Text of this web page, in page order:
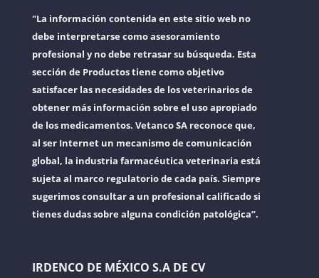
"La información contenida en este sitio web no
debe interpretarse como asesoramiento
profesional y no debe retrasar su búsqueda. Esta
sección de Productos tiene como objetivo
satisfacer las necesidades de los veterinarios de
obtener más información sobre el uso apropiado
de los medicamentos. Vetanco SA reconoce que,
al ser Internet un mecanismo de comunicación
global, la industria farmacéutica veterinaria está
sujeta al marco regulatorio de cada país. Siempre
sugerimos consultar a un profesional calificado si
tienes dudas sobre alguna condición patológica”.
IRDENCO DE MÉXICO S.A DE CV